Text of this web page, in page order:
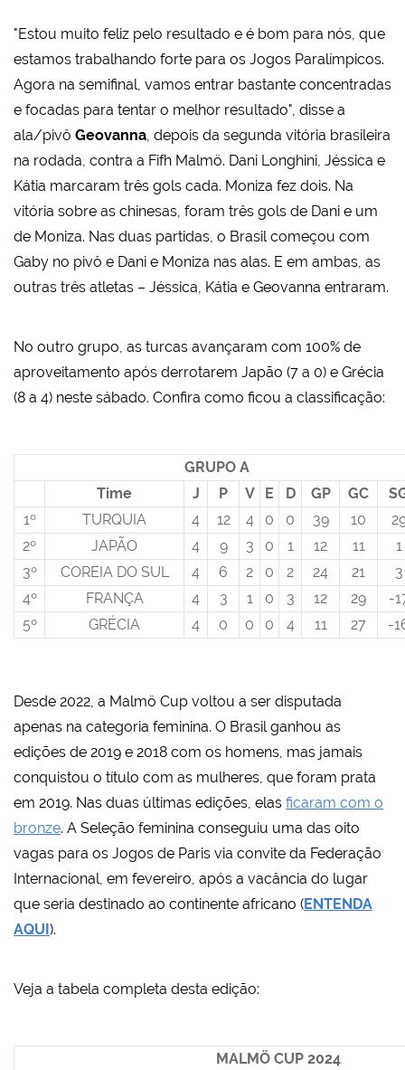
"Estou muito feliz pelo resultado e é bom para nós, que
estamos trabalhando forte para os Jogos Paralímpicos.
Agora na semifinal, vamos entrar bastante concentradas
e focadas para tentar o melhor resultado", disse a
ala/pivô Geovanna, depois da segunda vitória brasileira
na rodada, contra a Fifh Malmö. Dani Longhini, Jéssica e
Kátia marcaram três gols cada. Moniza fez dois. Na
vitória sobre as chinesas, foram três gols de Dani e um
de Moniza. Nas duas partidas, o Brasil começou com
Gaby no pivô e Dani e Moniza nas alas. E em ambas, as
outras três atletas – Jéssica, Kátia e Geovanna entraram.
No outro grupo, as turcas avançaram com 100% de
aproveitamento após derrotarem Japão (7 a 0) e Grécia
(8 a 4) neste sábado. Confira como ficou a classificação:
GRUPO A
Time
J P V E D GP GC
1º
TURQUIA 4 12 4 0 0 39 10
2º
JAPÃO 4 9 3 0 1 12 11
1
3º
COREIA DO SUL 4 6 2 0 2 24 21
3
4º
FRANÇA 4 3 1 0 3 12 29
-
5º
GRÉCIA 4 0 0 0 4 11 27 -
Desde 2022, a Malmö Cup voltou a ser disputada
apenas na categoria feminina. O Brasil ganhou as
edições de 2019 e 2018 com os homens, mas jamais
conquistou o título com as mulheres, que foram prata
em 2019. Nas duas últimas edições, elas ficaram com o
bronze. A Seleção feminina conseguiu uma das oito
vagas para os Jogos de Paris via convite da Federação
Internacional, em fevereiro, após a vacância do lugar
que seria destinado ao continente africano (ENTENDA
AQUI ).
Veja a tabela completa desta edição:
MALMÖ CUP 2024